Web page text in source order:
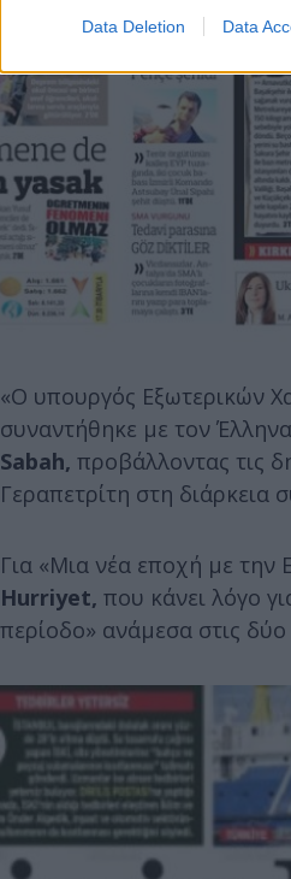
Data Deletion Data
«Ο υπουργός Εξωτερικών
συναντήθηκε με τον
Sabah, προβάλλοντας τις
Γεραπετρίτη στη διάρκεια
Για «Μια νέα εποχή με την
Hurriyet, που κάνει λόγο
περίοδο» ανάμεσα στις